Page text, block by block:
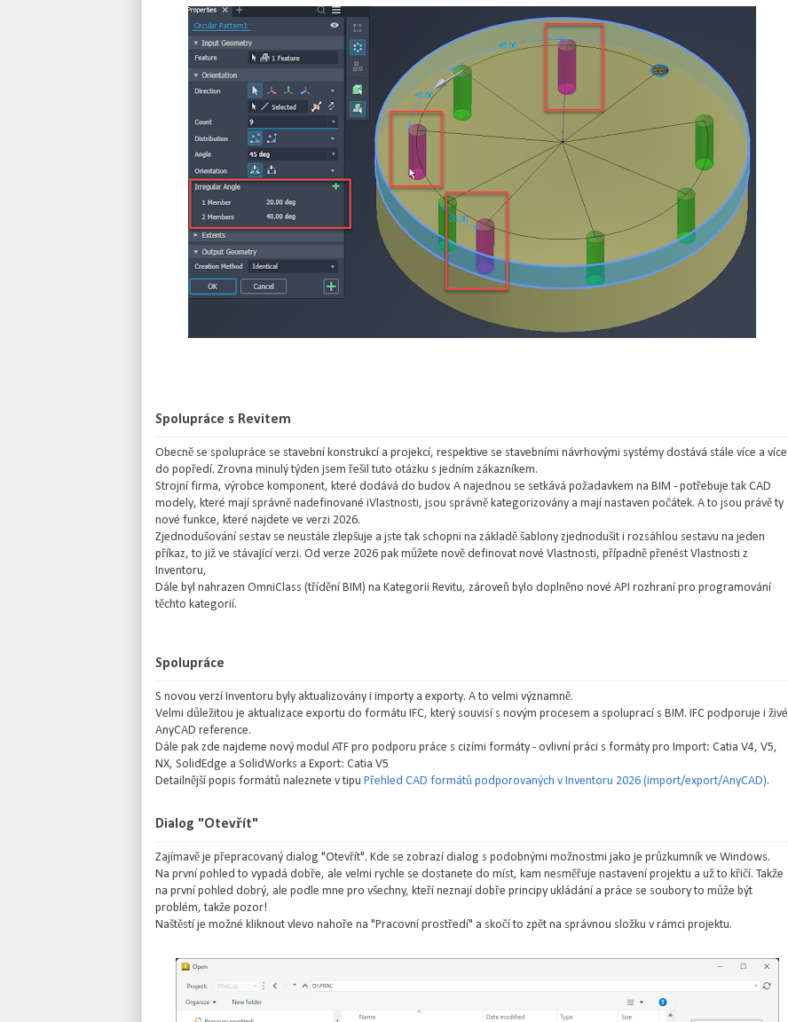
Spolupráce s Revitem
Obecně se spolupráce se stavební konstrukcí a projekcí, respektive se stavebními návrhovými systémy dostává stále více a více
do popředí. Zrovna minulý týden jsem řešil tuto otázku s jedním zákazníkem.
Strojní firma, výrobce komponent, které dodává do budov. A najednou se setkává požadavkem na BIM - potřebuje tak CAD
modely, které mají správně nadefinované iVlastnosti, jsou správně kategorizovány a mají nastaven počátek. A to jsou právě ty
nové funkce, které najdete ve verzi 2026.
Zjednodušování sestav se neustále zlepšuje a jste tak schopni na základě šablony zjednodušit i rozsáhlou sestavu na jeden
příkaz, to již ve stávající verzi. Od verze 2026 pak můžete nově definovat nové Vlastnosti, případně přenést Vlastnosti z
Inventoru,
Dále byl nahrazen OmniClass (třídění BIM) na Kategorii Revitu, zároveň bylo doplněno nové API rozhraní pro programování
těchto kategorií.
Spolupráce
S novou verzí Inventoru byly aktualizovány i importy a exporty. A to velmi významně.
Velmi důležitou je aktualizace exportu do formátu IFC, který souvisí s novým procesem a spoluprací s BIM. IFC podporuje i živé
AnyCAD reference.
Dále pak zde najdeme nový modul ATF pro podporu práce s cizími formáty - ovlivní práci s formáty pro Import: Catia V4, V5,
NX, SolidEdge a SolidWorks a Export: Catia V5
Detailnější popis formátů naleznete v tipu Přehled CAD formátů podporovaných v Inventoru 2026 (import/export/AnyCAD).
Dialog "Otevřít"
Zajímavě je přepracovaný dialog "Otevřít". Kde se zobrazí dialog s podobnými možnostmi jako je průzkumník ve Windows.
Na první pohled to vypadá dobře, ale velmi rychle se dostanete do míst, kam nesměřuje nastavení projektu a už to křičí. Takže
na první pohled dobrý, ale podle mne pro všechny, kteří neznají dobře principy ukládání a práce se soubory to může být
problém, takže pozor!
Naštěstí je možné kliknout vlevo nahoře na "Pracovní prostředí" a skočí to zpět na správnou složku v rámci projektu.